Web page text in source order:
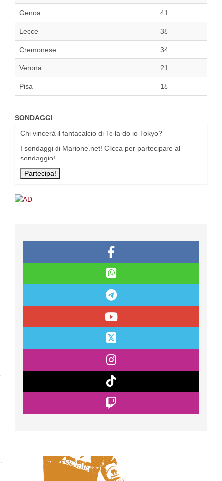
Genoa 41
Lecce 38
Cremonese 34
Verona 21
Pisa 18
SONDAGGI
Chi vincerà il fantacalcio di Te la do io Tokyo?
I sondaggi di Marione.net! Clicca per partecipare al
sondaggio!